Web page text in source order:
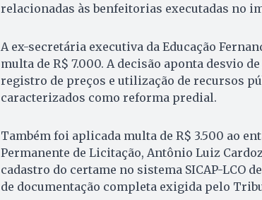
relacionadas às benfeitorias executadas no
A ex-secretária executiva da Educação
multa de R$ 7.000. A decisão aponta desvio
registro de preços e utilização de recursos
caracterizados como reforma predial.
Também foi aplicada multa de R$ 3.500 ao
Permanente de Licitação, Antônio Luiz
cadastro do certame no sistema SICAP-LCO
de documentação completa exigida pelo